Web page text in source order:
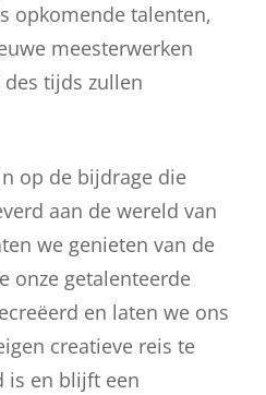
opkomende talenten,
meesterwerken
tijds zullen
op de bijdrage die
aan de wereld van
we genieten van de
onze getalenteerde
en laten we ons
creatieve reis te
is en blijft een